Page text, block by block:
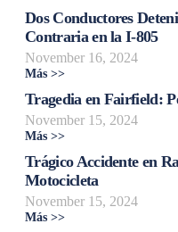
Dos Conductores
Contraria en la I-805
November 16, 2024
Más >>
Tragedia en Fairfield:
November 15, 2024
Más >>
Trágico Accidente en
Motocicleta
November 15, 2024
Más >>